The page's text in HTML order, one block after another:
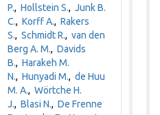
P.,Hollstein S.,Junk B.
C.,Korff A.,Rakers
S.,Schmidt R.,van den
Berg A. M.,Davids
B.,Harakeh M.
N.,Hunyadi M.,de Huu
M. A.,Wörtche H.
J.,Blasi N.,De Frenne